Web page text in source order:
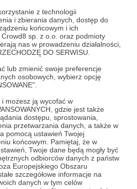
z technologii
i zbierania danych, dostęp do
końcowym i ich
sp. z o.o. oraz podmioty
nas w prowadzeniu działalności,
DO SERWISU.
lub zmienić swoje preferencje
osobowych, wybierz opcję
możesz ją wycofać w
gdzie jest także
dostępu, sprostowania,
przetwarzania danych, a także w
pomocą ustawień Twojej
końcowym. Pamiętaj, że w
Twoje dane będą mogły być
odbiorców danych z państw
Europejskiego Obszaru
szczegółowe informacje na
danych w tym celów
Zaloguj się
gamedevelopment dozagrania
Deva
profil autora